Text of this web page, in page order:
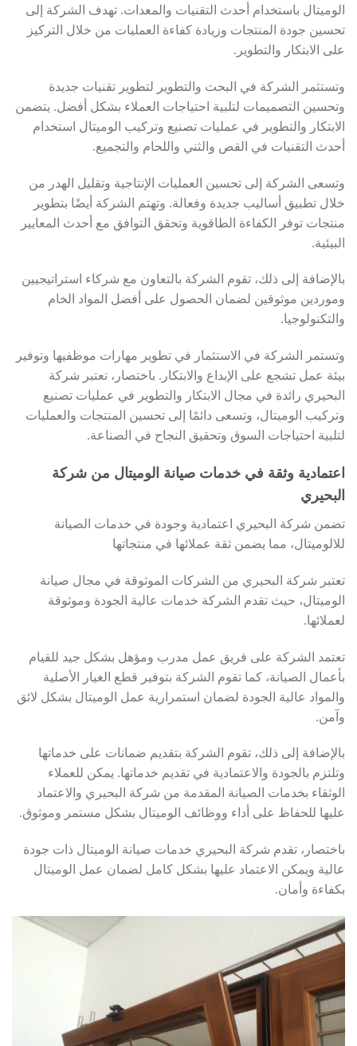
الوميتال باستخدام أحدث التقنيات والمعدات. تهدف الشركة إلى
تحسين جودة المنتجات وزيادة كفاءة العمليات من خلال التركيز
على الابتكار والتطوير.
وتستثمر الشركة في البحث والتطوير لتطوير تقنيات جديدة
وتحسين التصميمات لتلبية احتياجات العملاء بشكل أفضل. يتضمن
الابتكار والتطوير في عمليات تصنيع وتركيب الوميتال استخدام
أحدث التقنيات في القص والثني واللحام والتجميع.
وتسعى الشركة إلى تحسين العمليات الإنتاجية وتقليل الهدر من
خلال تطبيق أساليب جديدة وفعالة. وتهتم الشركة أيضًا بتطوير
منتجات توفر الكفاءة الطاقوية وتحقق التوافق مع أحدث المعايير
البيئية.
بالإضافة إلى ذلك، تقوم الشركة بالتعاون مع شركاء استراتيجيين
وموردين موثوقين لضمان الحصول على أفضل المواد الخام
والتكنولوجيا.
وتستمر الشركة في الاستثمار في تطوير مهارات موظفيها وتوفير
بيئة عمل تشجع على الإبداع والابتكار. باختصار، تعتبر شركة
البحيري رائدة في مجال الابتكار والتطوير في عمليات تصنيع
وتركيب الوميتال، وتسعى دائمًا إلى تحسين المنتجات والعمليات
لتلبية احتياجات السوق وتحقيق النجاح في الصناعة.
اعتمادية وثقة في خدمات صيانة الوميتال من شركة
البحيري
تضمن شركة البحيري اعتمادية وجودة في خدمات الصيانة
للالوميتال، مما يضمن ثقة عملائها في منتجاتها
تعتبر شركة البحيري من الشركات الموثوقة في مجال صيانة
الوميتال، حيث تقدم الشركة خدمات عالية الجودة وموثوقة
لعملائها.
تعتمد الشركة على فريق عمل مدرب ومؤهل بشكل جيد للقيام
بأعمال الصيانة، كما تقوم الشركة بتوفير قطع الغيار الأصلية
والمواد عالية الجودة لضمان استمرارية عمل الوميتال بشكل لائق
وآمن.
بالإضافة إلى ذلك، تقوم الشركة بتقديم ضمانات على خدماتها
وتلتزم بالجودة والاعتمادية في تقديم خدماتها. يمكن للعملاء
الوثقاء بخدمات الصيانة المقدمة من شركة البحيري والاعتماد
عليها للحفاظ على أداء ووظائف الوميتال بشكل مستمر وموثوق.
باختصار، تقدم شركة البحيري خدمات صيانة الوميتال ذات جودة
عالية ويمكن الاعتماد عليها بشكل كامل لضمان عمل الوميتال
بكفاءة وأمان.